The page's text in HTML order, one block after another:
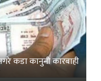
कडा कानुनी कारबाही